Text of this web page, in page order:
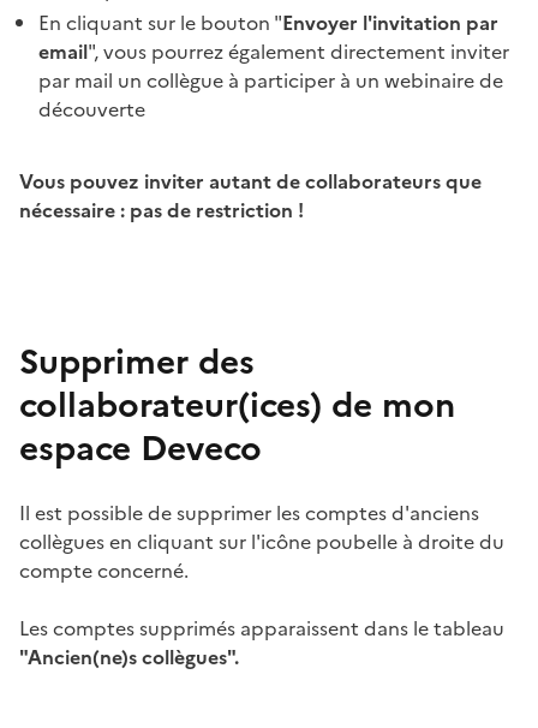
En cliquant sur le bouton "Envoyer l'invitation par
email", vous pourrez également directement inviter
par mail un collègue à participer à un webinaire de
découverte
Vous pouvez inviter autant de collaborateurs que
nécessaire : pas de restriction !
Supprimer des
collaborateur(ices) de mon
espace Deveco
Il est possible de supprimer les comptes d'anciens
collègues en cliquant sur l'icône poubelle à droite du
compte concerné.
Les comptes supprimés apparaissent dans le tableau
"Ancien(ne)s collègues".